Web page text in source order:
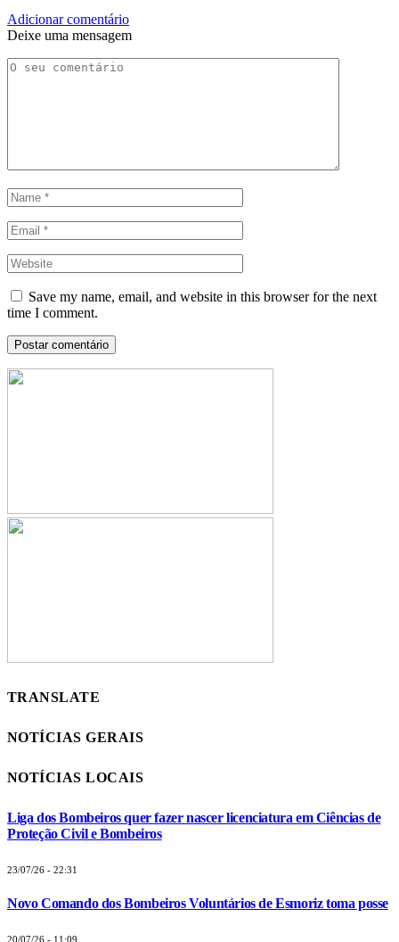
Adicionar comentário
Deixe uma mensagem
Save my name, email, and website in this browser for the next
time I comment.
TRANSLATE
NOTÍCIAS GERAIS
NOTÍCIAS LOCAIS
Liga dos Bombeiros quer fazer nascer licenciatura em Ciências de
Proteção Civil e Bombeiros
23/07/26 - 22:31
Novo Comando dos Bombeiros Voluntários de Esmoriz toma posse
20/07/26 - 11:09